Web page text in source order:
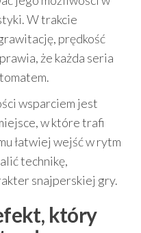
W trakcie
prędkość
że każda seria
wsparciem jest
w które trafi
łatwiej wejść w rytm
technikę,
snajperskiej gry.
który